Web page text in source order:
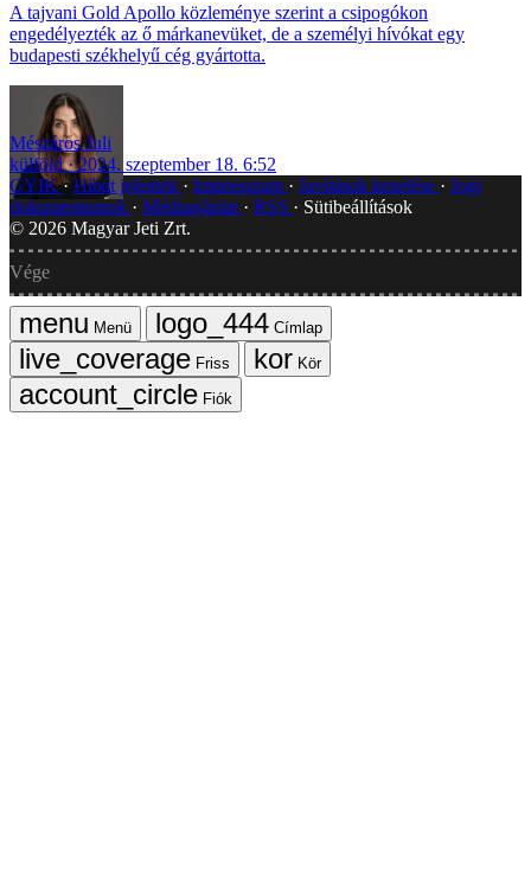
A tajvani Gold Apollo közleménye szerint a csipogókon
engedélyezték az ő márkanevüket, de a személyi hívókat egy
budapesti székhelyű cég gyártotta.
Mészáros Juli
külföld
2024. szeptember 18. 6:52
GYIK Hibát jelentek Impresszum Javítások kezelése
Jogi
dokumentumok
Médiaajánlat RSS
Sütibeállítások
© 2026 Magyar Jeti Zrt.
Vége
Menü
Címlap
Friss
Kör
Fiók